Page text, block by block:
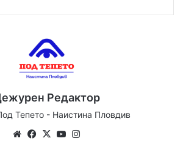
Редактор
Тепето - Наистина Пловдив
WebsiteFacebook
X YouTube